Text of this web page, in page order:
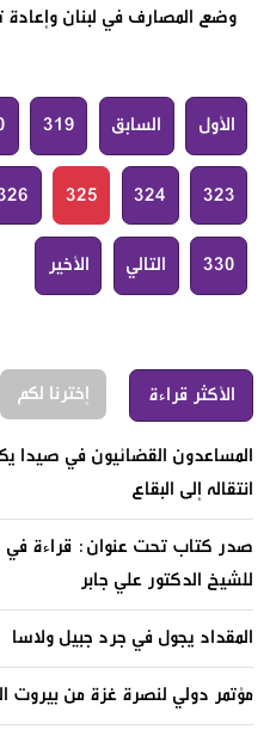
وضع المصارف في لبنان وإعادة
الأول السابق 319
323
324
325
330 التالي الأخير
الأكثر قراءة إخترنا لكم
المساعدون القضائيون في صيدا
انتقاله إلى البقاع
صدر كتاب تحت عنوان: قراءة في
للشيخ الدكتور علي جابر
المقداد يجول في جرد جبيل ولاسا
مؤتمر دولي لنصرة غزة من بيروت